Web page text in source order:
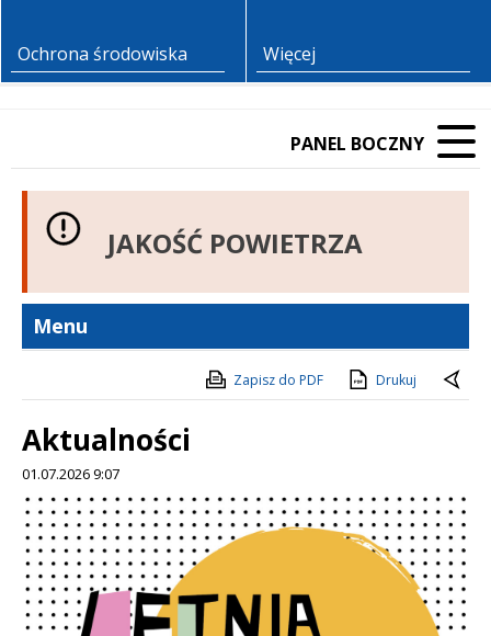
Ochrona środowiska Więcej
PANEL BOCZNY
JAKOŚĆ POWIETRZA
Menu
Zapisz do PDF Drukuj
Aktualności
01.07.2026 9:07